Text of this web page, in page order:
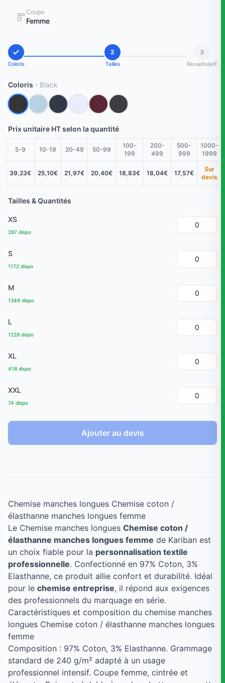
Coupe
Femme
Coloris
2
Tailles
3
Récapitulatif
Coloris - Black
Prix unitaire HT selon la quantité
5-9 10-19 20-49 50-99
100-
199
200-
499
500-
999
1000-
1999
39,23€ 25,10€ 21,97€ 20,40€ 18,83€ 18,04€ 17,57€
Sur
devis
Tailles & Quantités
XS
267 dispo
S
1172 dispo
M
1346 dispo
L
1228 dispo
XL
418 dispo
XXL
74 dispo
Ajouter au devis
Chemise manches longues Chemise coton /
élasthanne manches longues femme
Le Chemise manches longues Chemise coton /
élasthanne manches longues femme de Kariban est
un choix fiable pour la personnalisation textile
professionnelle. Confectionné en 97% Coton, 3%
Elasthanne, ce produit allie confort et durabilité. Idéal
pour le chemise entreprise, il répond aux exigences
des professionnels du marquage en série.
Caractéristiques et composition du chemise manches
longues Chemise coton / élasthanne manches longues
femme
Composition : 97% Coton, 3% Elasthanne. Grammage
standard de 240 g/m² adapté à un usage
professionnel intensif. Coupe femme, cintrée et